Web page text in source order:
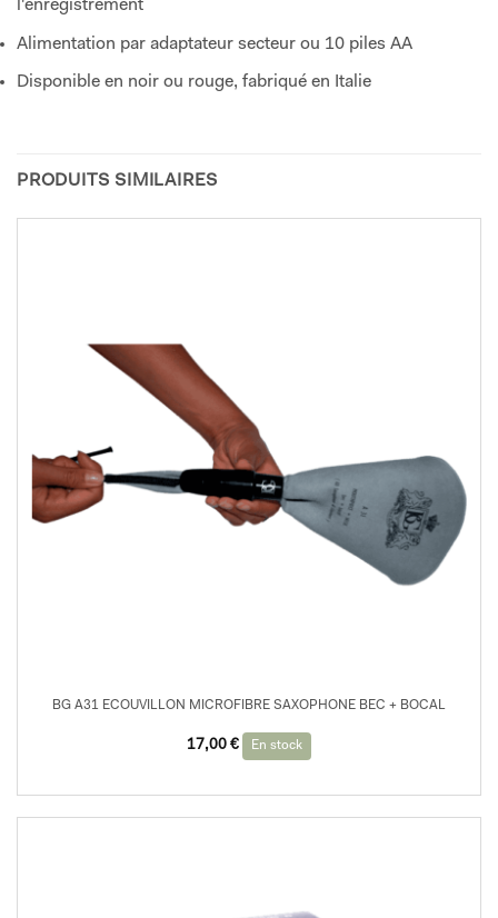
l'enregistrement
Alimentation par adaptateur secteur ou 10 piles AA
Disponible en noir ou rouge, fabriqué en Italie
PRODUITS SIMILAIRES
BG A31 ECOUVILLON MICROFIBRE SAXOPHONE BEC + BOCAL
17,00 € En stock